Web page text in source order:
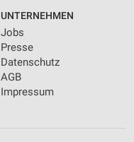
UNTERNEHMEN
Jobs
Presse
Datenschutz
AGB
Impressum